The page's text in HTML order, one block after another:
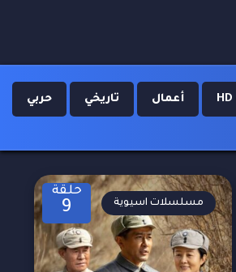
أعمال تاريخي حربي
حلقة
9 مسلسلات اسيوية